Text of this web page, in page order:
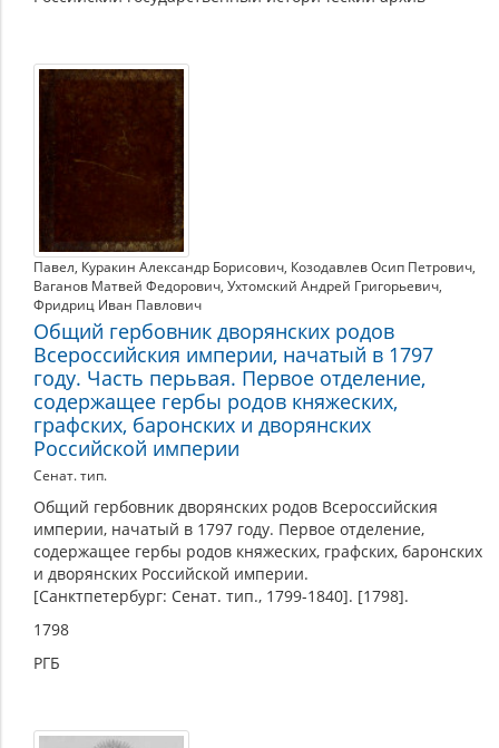
Павел, Куракин Александр Борисович, Козодавлев Осип Петрович,
Ваганов Матвей Федорович, Ухтомский Андрей Григорьевич,
Фридриц Иван Павлович
Общий гербовник дворянских родов
Всероссийския империи, начатый в 1797
году. Часть перьвая. Первое отделение,
содержащее гербы родов княжеских,
графских, баронских и дворянских
Российской империи
Сенат. тип.
Общий гербовник дворянских родов Всероссийския
империи, начатый в 1797 году. Первое отделение,
содержащее гербы родов княжеских, графских, баронских
и дворянских Российской империи.
[Санктпетербург: Сенат. тип., 1799-1840]. [1798].
1798
РГБ